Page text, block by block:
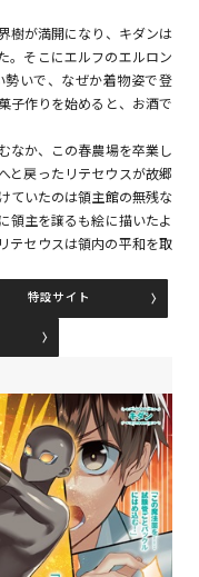
樹が満開になり、キダンは
。そこにエルフのエルロン
いで、なぜか着物姿で登
子作りを始めると、お酒で
なか、この春農場を卒業し
と戻ったリテセウスが故郷
ていたのは領主館の無残な
領主を譲るも絵に描いたよ
テセウスは領内の平和を取
特設サイト